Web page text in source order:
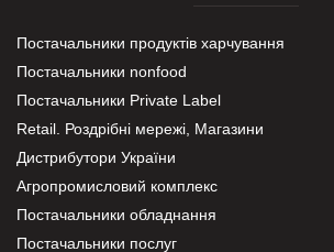
Постачальники продуктів харчування
Постачальники nonfood
Постачальники Private Label
Retail. Роздрібні мережі, Магазини
Дистрибутори України
Агропромисловий комплекс
Постачальники обладнання
Постачальники послуг